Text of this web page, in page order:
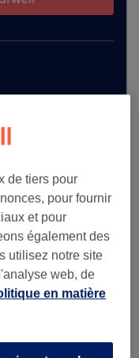
de tiers pour
pour fournir
et pour
également des
utilisez notre site
web, de
en matière